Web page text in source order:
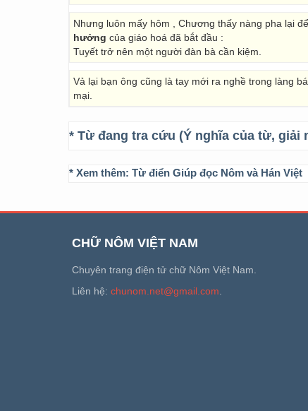
Nhưng luôn mấy hôm , Chương thấy nàng pha lại
hưởng của giáo hoá đã bắt đầu :
Tuyết trở nên một người đàn bà cần kiệm.
Vả lại bạn ông cũng là tay mới ra nghề trong làng
mại.
* Từ đang tra cứu (Ý nghĩa của từ, giải
* Xem thêm: Từ điển Giúp đọc Nôm và Hán Việt
CHỮ NÔM VIỆT NAM
Chuyên trang điện tử chữ Nôm Việt Nam.
Liên hệ: chunom.net@gmail.com